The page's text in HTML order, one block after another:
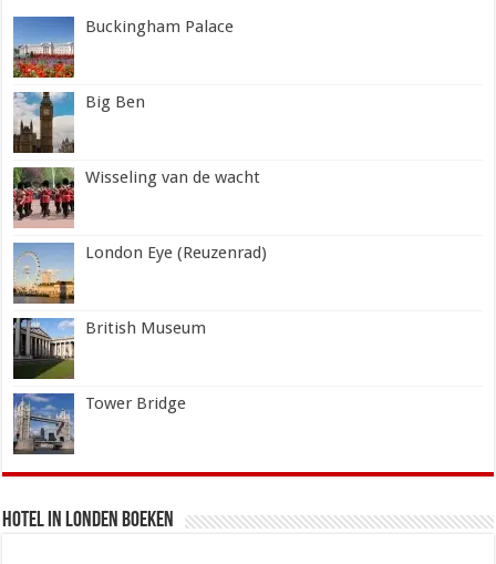
Buckingham Palace
Big Ben
Wisseling van de wacht
London Eye (Reuzenrad)
British Museum
Tower Bridge
Hotel in Londen boeken